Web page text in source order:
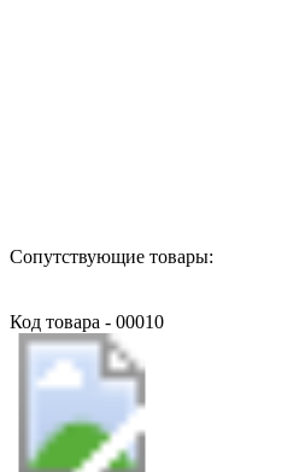
Сопутствующие товары:
Код товара - 00010